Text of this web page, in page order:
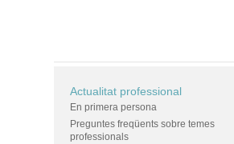
Actualitat professional
En primera persona
Preguntes freqüents sobre temes
professionals